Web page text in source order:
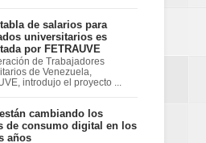
de salarios para
universitarios es
por FETRAUVE
de Trabajadores
de Venezuela,
introdujo el proyecto ...
cambiando los
de consumo digital en los
años